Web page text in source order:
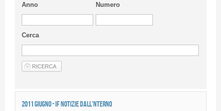
Anno Numero
Cerca
2011 GIUGNO - IF NOTIZIE DALL'NTERNO